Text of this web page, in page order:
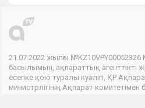
21.07.2022 жылғы №KZ10VPY00052326
басылымын, ақпараттық агенттікті
есепке қою туралы куәлігі, ҚР
министрлігінің Ақпарат комитетімен